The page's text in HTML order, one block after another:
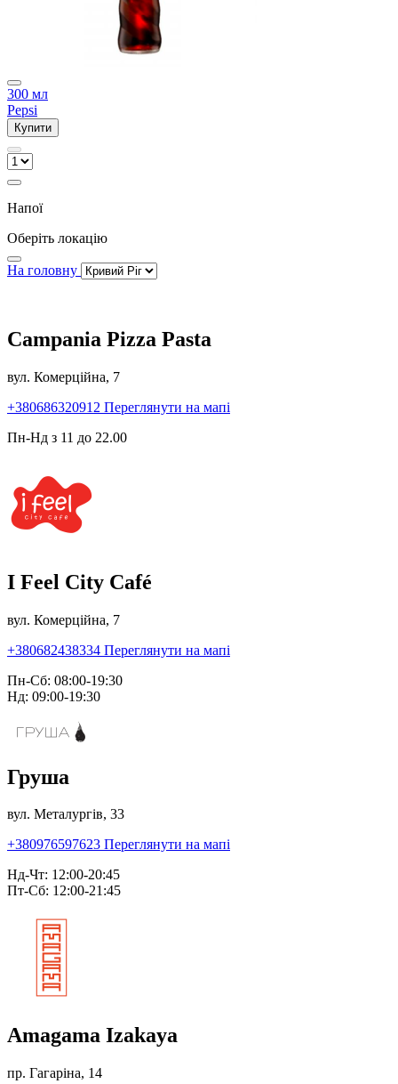
300 мл
Pepsi
Купити
Напої
Оберіть локацію
На головну
Campania Pizza Pasta
вул. Комерційна, 7
+380686320912 Переглянути на мапі
Пн-Нд з 11 до 22.00
I Feel City Café
вул. Комерційна, 7
+380682438334 Переглянути на мапі
Пн-Сб: 08:00-19:30
Нд: 09:00-19:30
Груша
вул. Металургів, 33
+380976597623 Переглянути на мапі
Нд-Чт: 12:00-20:45
Пт-Сб: 12:00-21:45
Amagama Izakaya
пр. Гагаріна, 14